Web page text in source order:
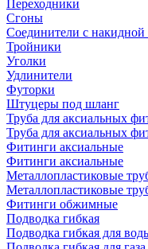
Переходники
Сгоны
Соединители с накидной
Тройники
Уголки
Удлинители
Футорки
Штуцеры под шланг
Труба для аксиальных
Труба для аксиальных
Фитинги аксиальные
Фитинги аксиальные
Металлопластиковые
Металлопластиковые
Фитинги обжимные
Подводка гибкая
Подводка гибкая для